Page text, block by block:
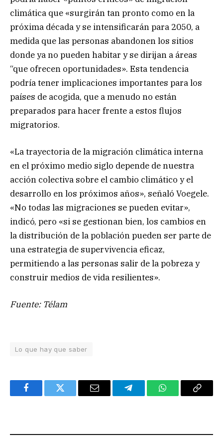
climática que «surgirán tan pronto como en la
próxima década y se intensificarán para 2050, a
medida que las personas abandonen los sitios
donde ya no pueden habitar y se dirijan a áreas
“que ofrecen oportunidades». Esta tendencia
podría tener implicaciones importantes para los
países de acogida, que a menudo no están
preparados para hacer frente a estos flujos
migratorios.
«La trayectoria de la migración climática interna
en el próximo medio siglo depende de nuestra
acción colectiva sobre el cambio climático y el
desarrollo en los próximos años», señaló Voegele.
«No todas las migraciones se pueden evitar»,
indicó, pero «si se gestionan bien, los cambios en
la distribución de la población pueden ser parte de
una estrategia de supervivencia eficaz,
permitiendo a las personas salir de la pobreza y
construir medios de vida resilientes».
Fuente: Télam
Lo que hay que saber
FacebookTwitter Email TelegramWhatsAppCopy